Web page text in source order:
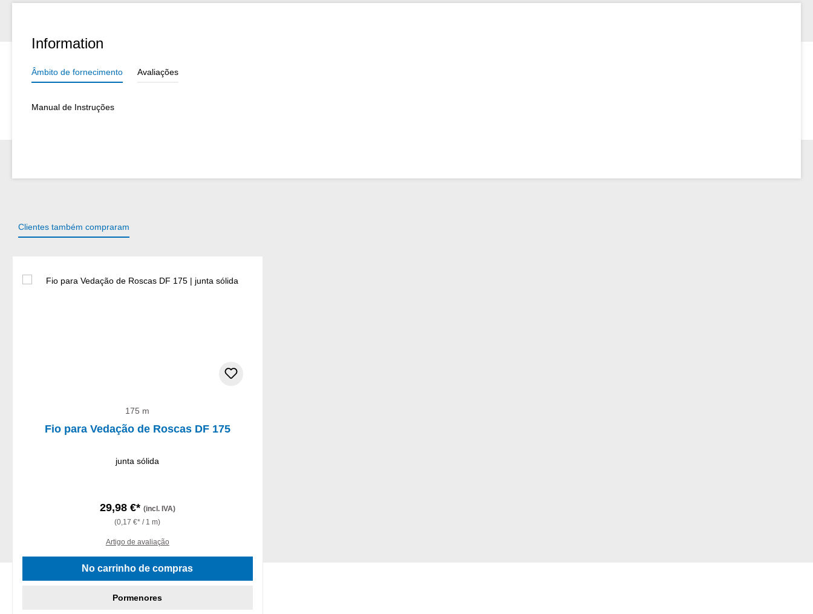
proporcionais muito facilmente na quantidade desejada. A Resina Epóxi pode também ser utilizado
Information
Âmbito de fornecimento Avaliações
Manual de Instruções
Clientes também compraram
175 m
Fio para Vedação de Roscas DF 175
junta sólida
29,98 €* (incl. IVA)
(0,17 €* / 1 m)
Artigo de avaliação
No carrinho de compras
Pormenores